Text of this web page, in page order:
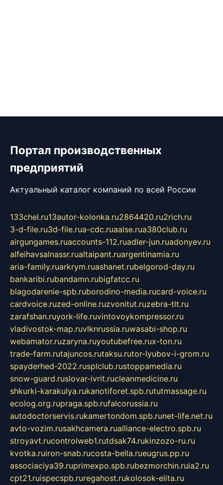
Портал производственных
предприятий
Актуальный каталог компаний по всей России
133chel.ru13autor-kolonka.ru2864420.ru2rich.ru
3-d-file.ru3d-file.rua-cdc.ruaalse.rua380club.ru
airgungames.ruaccounts-112.ruadler-jun.ruadonyev.ru
alfeihavsalnassr.rualtaipant.ruargentinamia.ru
aria-family.ruarkrym.ruashanet.rubelgorod-day.ru
bankaribi.rubandamn.rubigfatcc.ru
blagodarenie-spb.ruborodino-media.rucard-voice.ru
cardvoice.ruzed-online.ruzvonitut.ruzebra-tlt.ru
zarafshan.ruyork-life.ruvintovoykompressor.ru
vladivostok-map.ruvlknrussia.ruwasabi-shop.ru
webamator.ruzaryna.ruyoutubefree.rux-ton.ru
trade-farm.rutajuncos.rutaksu.rutor-lyubov-i-grom.ru
spayderhed-2022.rusplclub.rustoppamedia.ru
snow-guard.ruslovar-ivrit.rucleanmedicine.ru
shkurki-karakulya.rukanotiforet.spb.rututmassage.ru
ecolog.org.rupraga.spb.rufalcorussia.ru
autodoctorservis.rukamertondom.spb.runet-life.net.ru
avto-vozim.rusakhcamera.rualliance-electro.spb.ru
stroyavt.rucontrolweb1.rutdsak74.rukinzozo-ru.ru
kvotka.ruiron-snab.rucosta-bella.rueugrus.pp.ru
associaciya39.ruprimexpo.spb.rubezmorchin.ruia2.ru
cpt21.ruispecspb.ruregahost.rukolosok-elita.ru